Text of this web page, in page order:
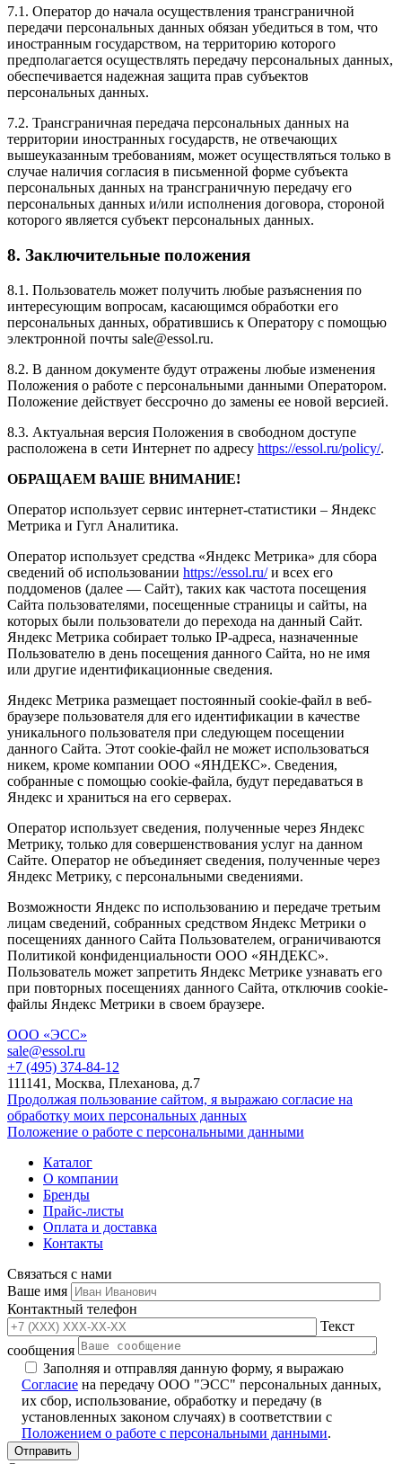
7.1. Оператор до начала осуществления трансграничной
передачи персональных данных обязан убедиться в том, что
иностранным государством, на территорию которого
предполагается осуществлять передачу персональных данных,
обеспечивается надежная защита прав субъектов
персональных данных.
7.2. Трансграничная передача персональных данных на
территории иностранных государств, не отвечающих
вышеуказанным требованиям, может осуществляться только в
случае наличия согласия в письменной форме субъекта
персональных данных на трансграничную передачу его
персональных данных и/или исполнения договора, стороной
которого является субъект персональных данных.
8. Заключительные положения
8.1. Пользователь может получить любые разъяснения по
интересующим вопросам, касающимся обработки его
персональных данных, обратившись к Оператору с помощью
электронной почты sale@essol.ru.
8.2. В данном документе будут отражены любые изменения
Положения о работе с персональными данными Оператором.
Положение действует бессрочно до замены ее новой версией.
8.3. Актуальная версия Положения в свободном доступе
расположена в сети Интернет по адресу https://essol.ru/policy/.
ОБРАЩАЕМ ВАШЕ ВНИМАНИЕ!
Оператор использует сервис интернет-статистики – Яндекс
Метрика и Гугл Аналитика.
Оператор использует средства «Яндекс Метрика» для сбора
сведений об использовании https://essol.ru/и всех его
поддоменов (далее — Сайт), таких как частота посещения
Сайта пользователями, посещенные страницы и сайты, на
которых были пользователи до перехода на данный Сайт.
Яндекс Метрика собирает только IP-адреса, назначенные
Пользователю в день посещения данного Сайта, но не имя
или другие идентификационные сведения.
Яндекс Метрика размещает постоянный cookie-файл в веб-
браузере пользователя для его идентификации в качестве
уникального пользователя при следующем посещении
данного Сайта. Этот cookie-файл не может использоваться
никем, кроме компании ООО «ЯНДЕКС». Сведения,
собранные с помощью cookie-файла, будут передаваться в
Яндекс и храниться на его серверах.
Оператор использует сведения, полученные через Яндекс
Метрику, только для совершенствования услуг на данном
Сайте. Оператор не объединяет сведения, полученные через
Яндекс Метрику, с персональными сведениями.
Возможности Яндекс по использованию и передаче третьим
лицам сведений, собранных средством Яндекс Метрики о
посещениях данного Сайта Пользователем, ограничиваются
Политикой конфиденциальности ООО «ЯНДЕКС».
Пользователь может запретить Яндекс Метрике узнавать его
при повторных посещениях данного Сайта, отключив cookie-
файлы Яндекс Метрики в своем браузере.
ООО «ЭСС»
sale@essol.ru
+7 (495) 374-84-12
111141, Москва, Плеханова, д.7
Продолжая пользование сайтом, я выражаю согласие на
обработку моих персональных данных
Положение о работе с персональными данными
Каталог
О компании
Бренды
Прайс-листы
Оплата и доставка
Контакты
Связаться с нами
Ваше имя
Контактный телефон
Текст
сообщения
Заполняя и отправляя данную форму, я выражаю
Согласие на передачу ООО "ЭСС" персональных данных,
их сбор, использование, обработку и передачу (в
установленных законом случаях) в соответствии с
Положением о работе с персональными данными.